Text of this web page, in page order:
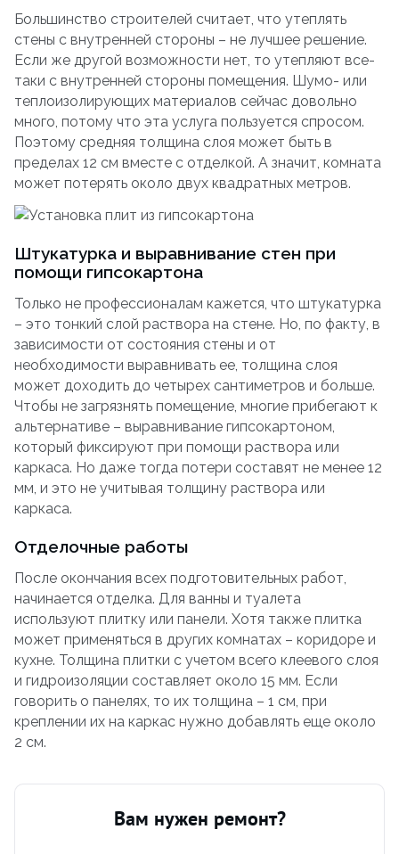
Большинство строителей считает, что утеплять
стены с внутренней стороны – не лучшее решение.
Если же другой возможности нет, то утепляют все-
таки с внутренней стороны помещения. Шумо- или
теплоизолирующих материалов сейчас довольно
много, потому что эта услуга пользуется спросом.
Поэтому средняя толщина слоя может быть в
пределах 12 см вместе с отделкой. А значит, комната
может потерять около двух квадратных метров.
Штукатурка и выравнивание стен при
помощи гипсокартона
Только не профессионалам кажется, что штукатурка
– это тонкий слой раствора на стене. Но, по факту, в
зависимости от состояния стены и от
необходимости выравнивать ее, толщина слоя
может доходить до четырех сантиметров и больше.
Чтобы не загрязнять помещение, многие прибегают к
альтернативе – выравнивание гипсокартоном,
который фиксируют при помощи раствора или
каркаса. Но даже тогда потери составят не менее 12
мм, и это не учитывая толщину раствора или
каркаса.
Отделочные работы
После окончания всех подготовительных работ,
начинается отделка. Для ванны и туалета
используют плитку или панели. Хотя также плитка
может применяться в других комнатах – коридоре и
кухне. Толщина плитки с учетом всего клеевого слоя
и гидроизоляции составляет около 15 мм. Если
говорить о панелях, то их толщина – 1 см, при
креплении их на каркас нужно добавлять еще около
2 см.
Вам нужен ремонт?